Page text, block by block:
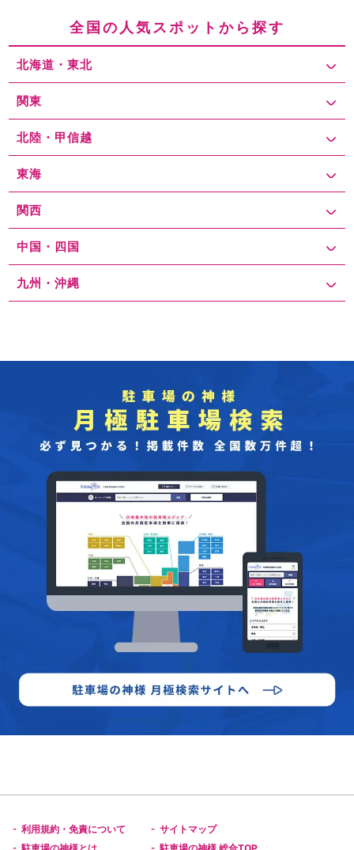
全国の人気スポットから探す
北海道・東北
関東
北陸・甲信越
東海
関西
中国・四国
九州・沖縄
- 利用規約・免責について - サイトマップ